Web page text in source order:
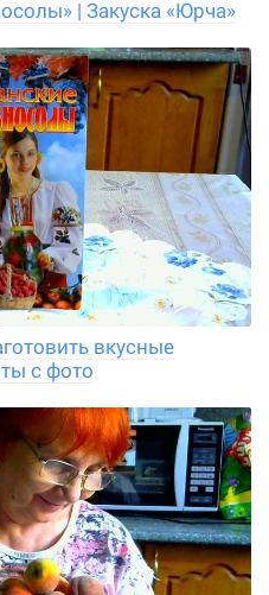
| Закуска «Юрча»
вкусные
с фото